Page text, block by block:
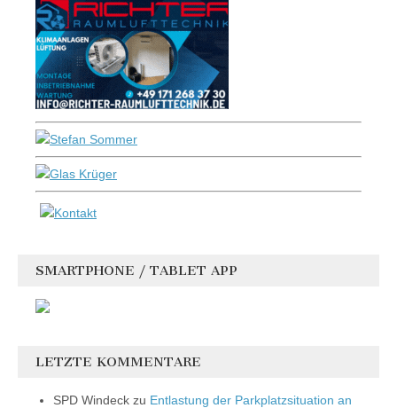
SMARTPHONE / TABLET APP
LETZTE KOMMENTARE
SPD Windeck zu Entlastung der Parkplatzsituation an